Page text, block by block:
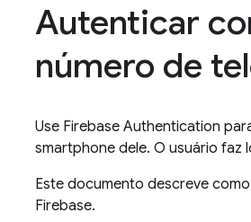
Autenticar
número de
Use Firebase Authentication
smartphone dele. O usuário faz
Este documento descreve
Firebase.